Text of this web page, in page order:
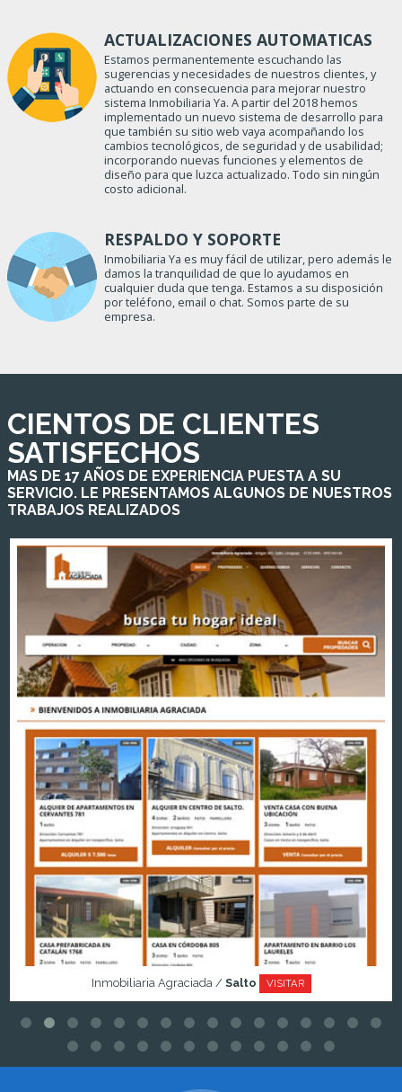
ACTUALIZACIONES AUTOMATICAS
Estamos permanentemente escuchando las
sugerencias y necesidades de nuestros clientes, y
actuando en consecuencia para mejorar nuestro
sistema Inmobiliaria Ya. A partir del 2018 hemos
implementado un nuevo sistema de desarrollo para
que también su sitio web vaya acompañando los
cambios tecnológicos, de seguridad y de usabilidad;
incorporando nuevas funciones y elementos de
diseño para que luzca actualizado. Todo sin ningún
costo adicional.
RESPALDO Y SOPORTE
Inmobiliaria Ya es muy fácil de utilizar, pero además le
damos la tranquilidad de que lo ayudamos en
cualquier duda que tenga. Estamos a su disposición
por teléfono, email o chat. Somos parte de su
empresa.
CIENTOS DE CLIENTES
SATISFECHOS
MAS DE 17 AÑOS DE EXPERIENCIA PUESTA A SU
SERVICIO. LE PRESENTAMOS ALGUNOS DE NUESTROS
TRABAJOS REALIZADOS
Inmobiliaria Agraciada / Salto VISITAR